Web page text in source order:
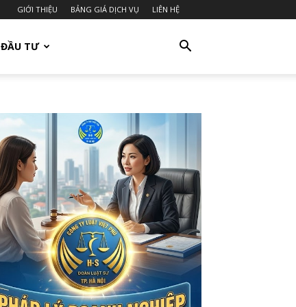
GIỚI THIỆU BẢNG GIÁ DỊCH VỤ LIÊN HỆ
ĐẦU TƯ